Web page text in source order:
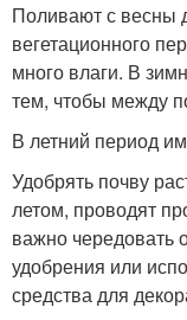
Поливают с весны
вегетационного
много влаги. В
тем, чтобы между
В летний период
Удобрять почву
летом, проводят
важно чередовать
удобрения или
средства для